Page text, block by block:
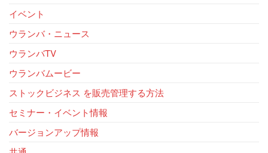
イベント
ウランバ・ニュース
ウランバTV
ウランバムービー
ストックビジネス を販売管理する方法
セミナー・イベント情報
バージョンアップ情報